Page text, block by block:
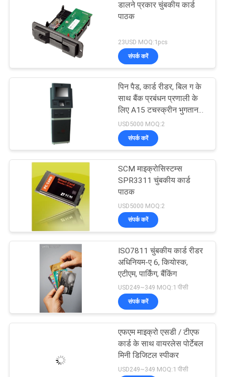
एटीएम कार्ड रीडर
कियोस्क कार्ड रीडर
हाइब्रिड कार्ड रीडर
आईसी कार्ड रीडर लेखक
डालने प्रकार चुंबकीय कार्ड
पाठक
23USD MOQ:1pcs
संपर्क करें
पिन पैड, कार्ड रीडर, बिल ग के
साथ बैंक प्रबंधन प्रणाली के
लिए A15 टचस्क्रीन भुगतान
कियोस्क
USD5000 MOQ:2
संपर्क करें
SCM माइक्रोसिस्टम्स
SPR3311 चुंबकीय कार्ड
पाठक
USD5000 MOQ:2
संपर्क करें
ISO7811 चुंबकीय कार्ड रीडर
अधिनियम-ए 6, कियोस्क,
एटीएम, पार्किंग, बैंकिंग
USD249~349 MOQ:1 पीसी
संपर्क करें
एफएम माइक्रो एसडी / टीएफ
कार्ड के साथ वायरलेस पोर्टेबल
मिनी डिजिटल स्पीकर
USD249~349 MOQ:1 पीसी